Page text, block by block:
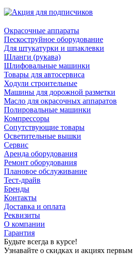
Окрасочные аппараты
Пескоструйное оборудование
Для штукатурки и шпаклевки
Шланги (рукава)
Шлифовальные машинки
Товары для автосервиса
Ходули строительные
Машины для дорожной разметки
Масло для окрасочных аппаратов
Полировальные машинки
Компрессоры
Сопутствующие товары
Осветительные вышки
Сервис
Аренда оборудования
Ремонт оборудования
Плановое обслуживание
Тест-драйв
Бренды
Контакты
Доставка и оплата
Реквизиты
О компании
Гарантия
Будьте всегда в курсе!
Узнавайте о скидках и акциях первым